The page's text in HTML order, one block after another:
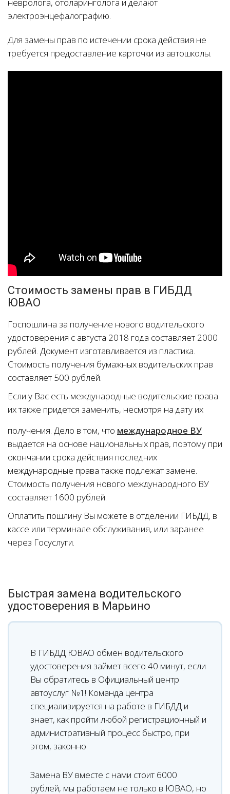
электроэнцефалографию.
Для замены прав по истечении срока действия не
требуется предоставление карточки из автошколы.
Стоимость замены прав в ГИБДД
ЮВАО
Госпошлина за получение нового водительского
удостоверения с августа 2018 года составляет 2000
рублей. Документ изготавливается из пластика.
Стоимость получения бумажных водительских прав
составляет 500 рублей.
Если у Вас есть международные водительские права
их также придется заменить, несмотря на дату их
получения. Дело в том, что международное ВУ
выдается на основе национальных прав, поэтому при
окончании срока действия последних
международные права также подлежат замене.
Стоимость получения нового международного ВУ
составляет 1600 рублей.
Оплатить пошлину Вы можете в отделении ГИБДД, в
кассе или терминале обслуживания, или заранее
через Госуслуги.
Быстрая замена водительского
удостоверения в Марьино
В ГИБДД ЮВАО обмен водительского
удостоверения займет всего 40 минут, если
Вы обратитесь в Официальный центр
автоуслуг №1! Команда центра
специализируется на работе в ГИБДД и
знает, как пройти любой регистрационный и
административный процесс быстро, при
этом, законно.
Замена ВУ вместе с нами стоит 6000
рублей, мы работаем не только в ЮВАО, но